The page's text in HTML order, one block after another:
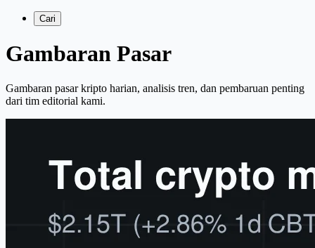
Cari
Gambaran Pasar
Gambaran pasar kripto harian, analisis tren, dan pembaruan penting
dari tim editorial kami.